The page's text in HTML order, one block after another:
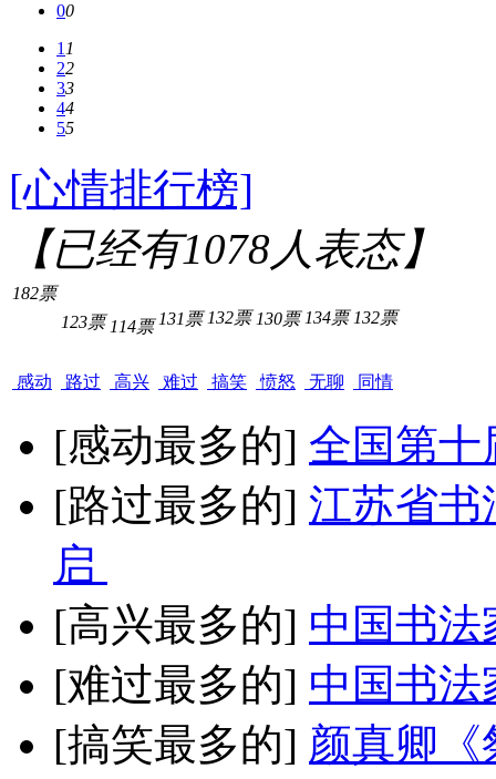
00
11
22
33
44
55
[心情排行榜]
【已经有1078人表态】
182票
感动
123票
路过
114票
高兴
131票
难过
132票
搞笑
130票
愤怒
134票
无聊
132票
同情
[感动最多的] 全国第十
[路过最多的] 江苏省书
启
[高兴最多的] 中国书法
[难过最多的] 中国书法
[搞笑最多的] 颜真卿《